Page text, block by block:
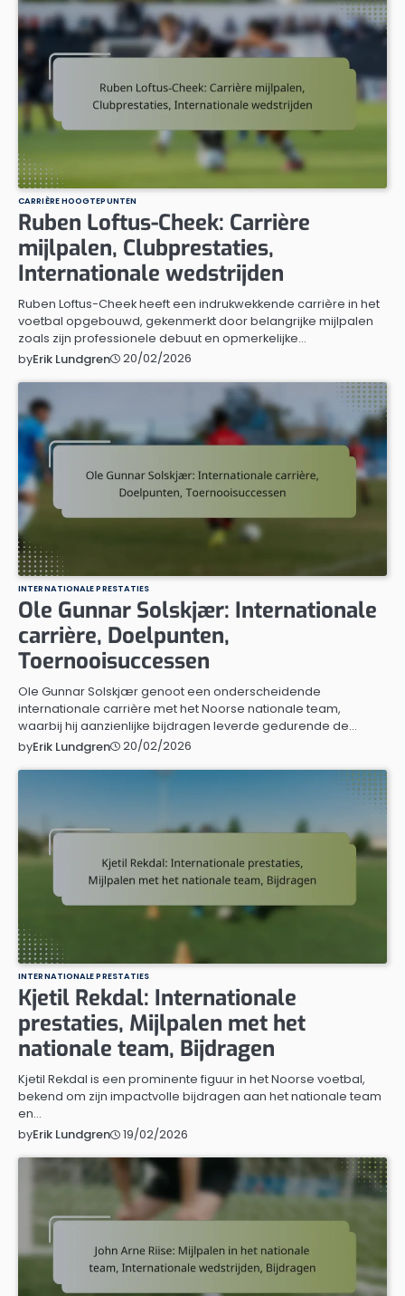
CARRIÈRE HOOGTEPUNTEN
Ruben Loftus-Cheek: Carrière
mijlpalen, Clubprestaties,
Internationale wedstrijden
Ruben Loftus-Cheek heeft een indrukwekkende carrière in het
voetbal opgebouwd, gekenmerkt door belangrijke mijlpalen
zoals zijn professionele debuut en opmerkelijke…
byErik Lundgren 20/02/2026
INTERNATIONALE PRESTATIES
Ole Gunnar Solskjær: Internationale
carrière, Doelpunten,
Toernooisuccessen
Ole Gunnar Solskjær genoot een onderscheidende
internationale carrière met het Noorse nationale team,
waarbij hij aanzienlijke bijdragen leverde gedurende de…
byErik Lundgren 20/02/2026
INTERNATIONALE PRESTATIES
Kjetil Rekdal: Internationale
prestaties, Mijlpalen met het
nationale team, Bijdragen
Kjetil Rekdal is een prominente figuur in het Noorse voetbal,
bekend om zijn impactvolle bijdragen aan het nationale team
en…
byErik Lundgren 19/02/2026